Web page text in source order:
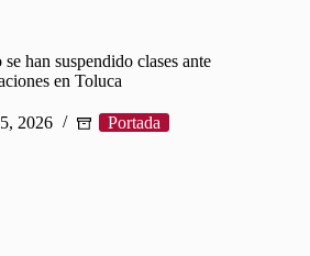
han suspendido clases ante
en Toluca
2026 Portada